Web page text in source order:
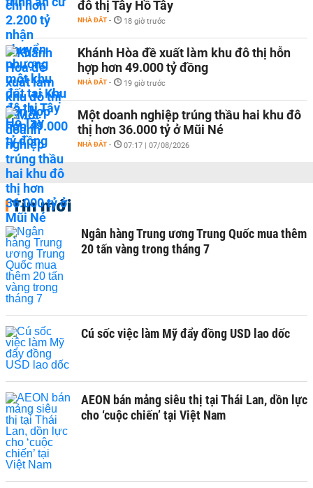
đô thị Tây Hồ Tây
NHÀ ĐẤT - 18 giờ trước
Khánh Hòa đề xuất làm khu đô thị hỗn
hợp hơn 49.000 tỷ đồng
NHÀ ĐẤT - 19 giờ trước
Một doanh nghiệp trúng thầu hai khu đô
thị hơn 36.000 tỷ ở Mũi Né
NHÀ ĐẤT - 07:17 | 07/08/2026
Tin mới
Ngân hàng Trung ương Trung Quốc mua thêm
20 tấn vàng trong tháng 7
Cú sốc việc làm Mỹ đẩy đồng USD lao dốc
AEON bán mảng siêu thị tại Thái Lan, dồn lực
cho ‘cuộc chiến’ tại Việt Nam